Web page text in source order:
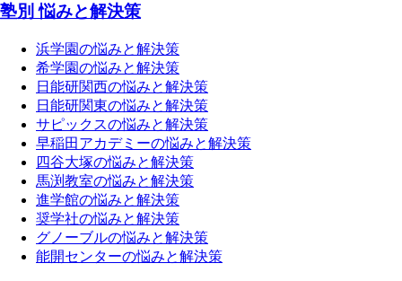
塾別 悩みと解決策
浜学園の悩みと解決策
希学園の悩みと解決策
日能研関西の悩みと解決策
日能研関東の悩みと解決策
サピックスの悩みと解決策
早稲田アカデミーの悩みと解決策
四谷大塚の悩みと解決策
馬渕教室の悩みと解決策
進学館の悩みと解決策
奨学社の悩みと解決策
グノーブルの悩みと解決策
能開センターの悩みと解決策